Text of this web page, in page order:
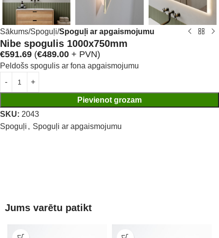
Sākums Spoguļi Spoguļi ar apgaismojumu
Nibe spogulis 1000x750mm
€591.69 (€489.00 + PVN)
Peldošs spogulis ar fona apgaismojumu
Pievienot grozam
SKU: 2043
Spoguļi , Spoguļi ar apgaismojumu
Jums varētu patikt